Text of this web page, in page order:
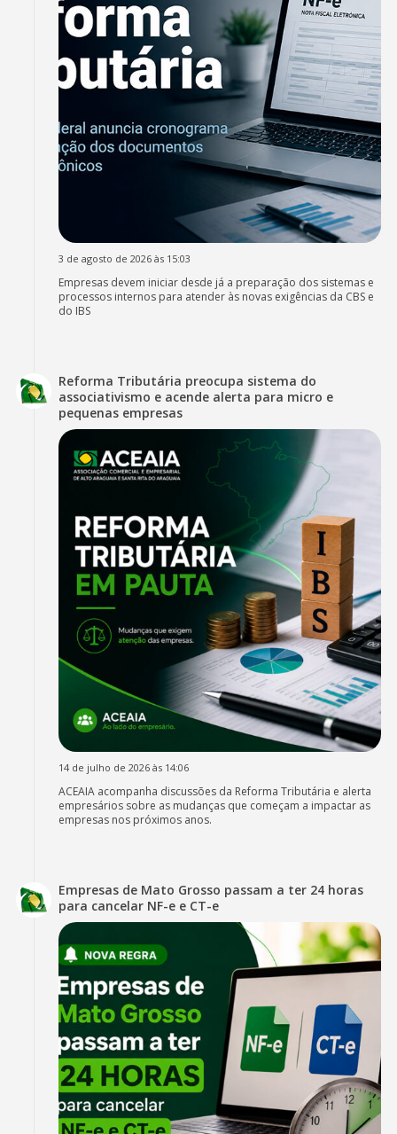
3 de agosto de 2026 às 15:03
Empresas devem iniciar desde já a preparação dos sistemas e
processos internos para atender às novas exigências da CBS e
do IBS
Reforma Tributária preocupa sistema do
associativismo e acende alerta para micro e
pequenas empresas
14 de julho de 2026 às 14:06
ACEAIA acompanha discussões da Reforma Tributária e alerta
empresários sobre as mudanças que começam a impactar as
empresas nos próximos anos.
Empresas de Mato Grosso passam a ter 24 horas
para cancelar NF-e e CT-e